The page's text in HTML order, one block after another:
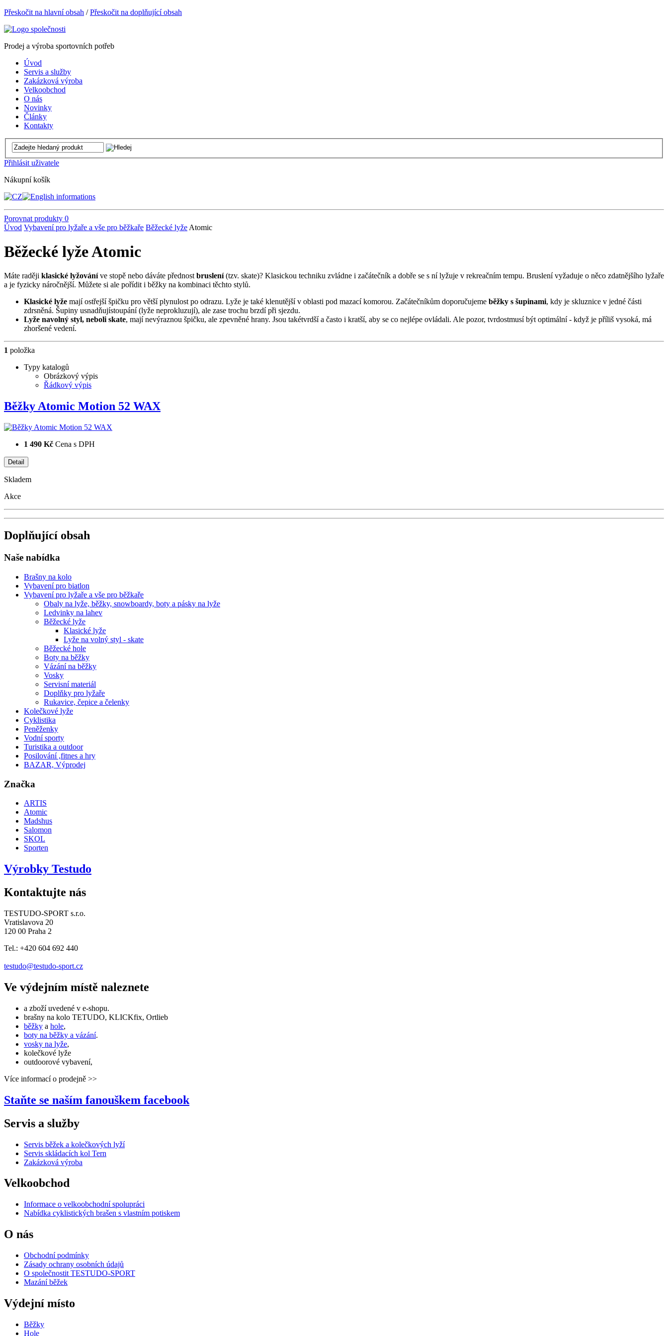
Přeskočit na hlavní obsah /Přeskočit na doplňující obsah
Prodej a výroba sportovních potřeb
Úvod
Servis a služby
Zakázková výroba
Velkoobchod
O nás
Novinky
Články
Kontakty
Přihlásit uživatele
Nákupní košík
Porovnat produkty 0
Úvod Vybavení pro lyžaře a vše pro běžkaře Běžecké lyže Atomic
Běžecké lyže Atomic
Máte raději klasické lyžováníve stopě nebo dáváte přednostbruslení(tzv. skate)? Klasickou techniku zvládne i začátečník a dobře se s ní lyžuje v rekreačním tempu. Bruslení vyžaduje o něco zdatnějšího lyžaře
a je fyzicky náročnější. Můžete si ale pořídit i běžky na kombinaci těchto stylů.
Klasické lyže mají ostřejší špičku pro větší plynulost po odrazu. Lyže je také klenutější v oblasti pod mazací komorou. Začátečníkům doporučujeme běžky s šupinami, kdy je skluznice v jedné části
zdrsněná. Šupiny usnadňujístoupání (lyže neprokluzují), ale zase trochu brzdí při sjezdu.
Lyže navolný styl, neboli skate, mají nevýraznou špičku, ale zpevněné hrany. Jsou takétvrdší a často i kratší, aby se co nejlépe ovládali. Ale pozor, tvrdostmusí být optimální - když je příliš vysoká, má
zhoršené vedení.
1 položka
Typy katalogů
Obrázkový výpis
Řádkový výpis
Běžky Atomic Motion 52 WAX
1 490 Kč Cena s DPH
Skladem
Akce
Doplňující obsah
Naše nabídka
Brašny na kolo
Vybavení pro biatlon
Vybavení pro lyžaře a vše pro běžkaře
Obaly na lyže, běžky, snowboardy, boty a pásky na lyže
Ledvinky na lahev
Běžecké lyže
Klasické lyže
Lyže na volný styl - skate
Běžecké hole
Boty na běžky
Vázání na běžky
Vosky
Servisní materiál
Doplňky pro lyžaře
Rukavice, čepice a čelenky
Kolečkové lyže
Cyklistika
Peněženky
Vodní sporty
Turistika a outdoor
Posilování ,fitnes a hry
BAZAR, Výprodej
Značka
ARTIS
Atomic
Madshus
Salomon
SKOL
Sporten
Výrobky Testudo
Kontaktujte nás
TESTUDO-SPORT s.r.o.
Vratislavova 20
120 00 Praha 2
Tel.: +420 604 692 440
testudo@testudo-sport.cz
Ve výdejním místě naleznete
a zboží uvedené v e-shopu.
brašny na kolo TETUDO, KLICKfix, Ortlieb
běžky a hole,
boty na běžky a vázání.
vosky na lyže,
kolečkové lyže
outdoorové vybavení,
Více informací o prodejně >>
Staňte se naším fanouškem facebook
Servis a služby
Servis běžek a kolečkových lyží
Servis skládacích kol Tern
Zakázková výroba
Velkoobchod
Informace o velkoobchodní spolupráci
Nabídka cyklistických brašen s vlastním potiskem
O nás
Obchodní podmínky
Zásady ochrany osobních údajů
O společnostit TESTUDO-SPORT
Mazání běžek
Výdejní místo
Běžky
Hole